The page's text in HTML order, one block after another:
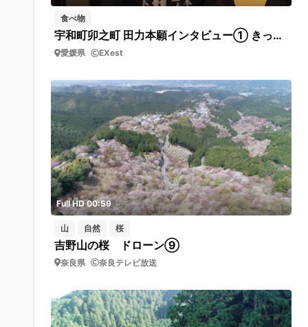
食べ物
宇和町卯之町 田力本願インタビュー① きっかけ
愛媛県 EXest
Full HD 00:59
山 自然 桜
吉野山の桜 ドローン⑨
奈良県 奈良テレビ放送